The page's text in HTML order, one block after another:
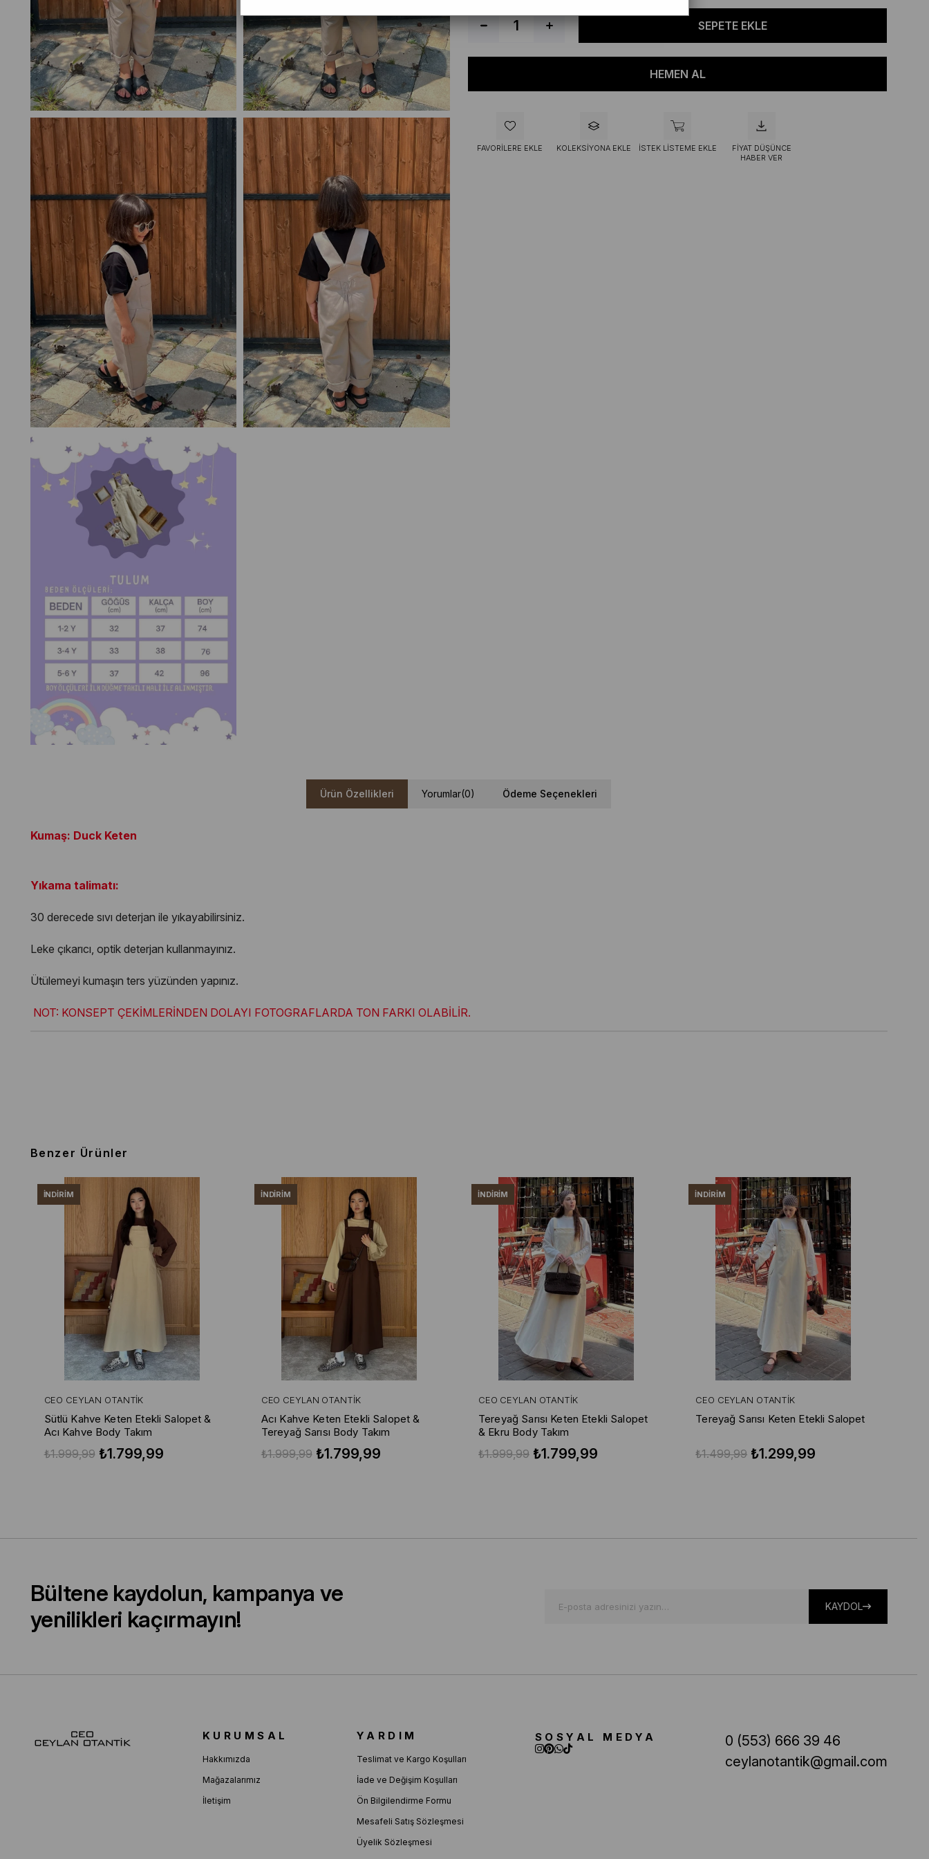
FAVORILERE EKLE KOLEKSIYONA EKLE İSTEK LISTEME EKLE
FIYAT DÜŞÜNCE
HABER VER
Ürün Özellikleri Yorumlar(0) Ödeme Seçenekleri
Kumaş: Duck Keten
Yıkama talimatı:
30 derecede sıvı deterjan ile yıkayabilirsiniz.
Leke çıkarıcı, optik deterjan kullanmayınız.
Ütülemeyi kumaşın ters yüzünden yapınız.
NOT: KONSEPT ÇEKİMLERİNDEN DOLAYI FOTOGRAFLARDA TON FARKI OLABİLİR.
Benzer Ürünler
CEO CEYLAN OTANTIK
Sütlü Kahve Keten Etekli Salopet &
Acı Kahve Body Takım
₺1.799,99
₺1.999,99
İNDIRIM
CEO CEYLAN OTANTIK
Acı Kahve Keten Etekli Salopet &
Tereyağ Sarısı Body Takım
₺1.799,99
₺1.999,99
İNDIRIM
CEO CEYLAN OTANTIK
Tereyağ Sarısı Keten Etekli Salopet
& Ekru Body Takım
₺1.799,99
₺1.999,99
İNDIRIM
CEO CEYLAN OTANTIK
Tereyağ Sarısı Keten Etekli Salopet
₺1.299,99
₺1.499,99
İNDIRIM
Bültene kaydolun, kampanya ve
yenilikleri kaçırmayın!
KAYDOL
KURUMSAL
Hakkımızda
Mağazalarımız
İletişim
YARDIM
Teslimat ve Kargo Koşulları
İade ve Değişim Koşulları
Ön Bilgilendirme Formu
Mesafeli Satış Sözleşmesi
Üyelik Sözleşmesi
SOSYAL MEDYA
0 (553) 666 39 46
ceylanotantik@gmail.com